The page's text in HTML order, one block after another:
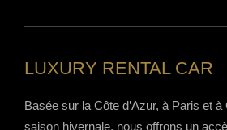
LUXURY RENTAL CAR
Basée sur la Côte d’Azur, à Paris et
saison hivernale, nous offrons un